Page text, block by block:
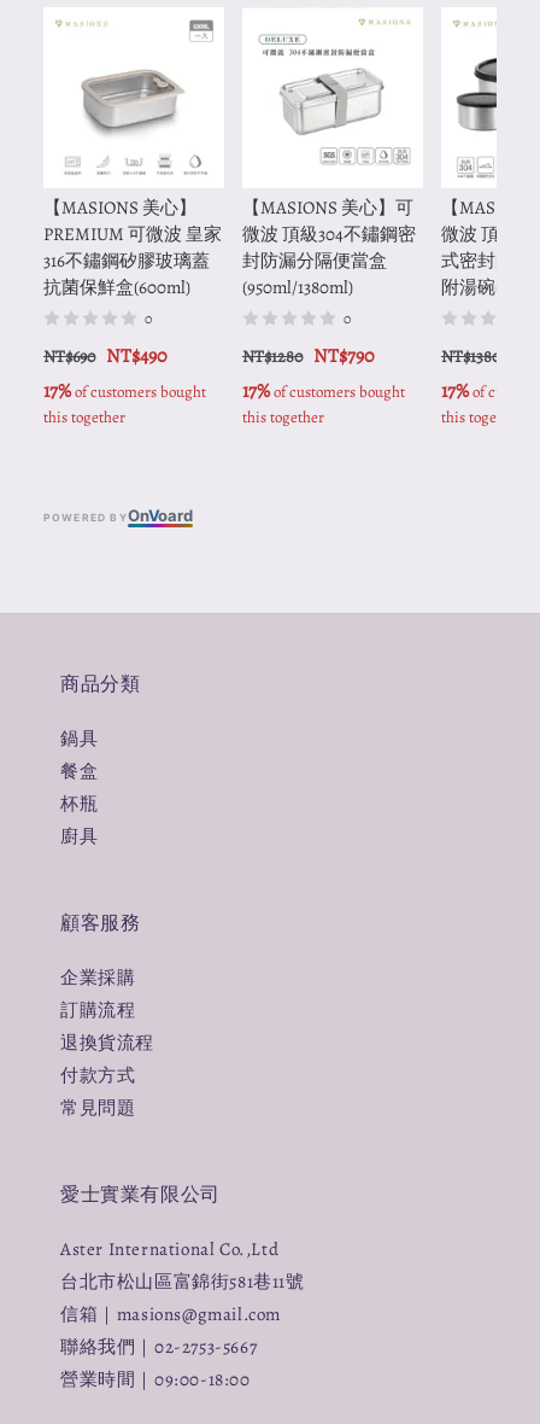
【MASIONS 美心】
PREMIUM 可微波 皇家
316不鏽鋼矽膠玻璃蓋
抗菌保鮮盒(600ml)
0
NT$690 NT$490
17% of customers bought
this together
【MASIONS 美心】可
微波 頂級304不鏽鋼密
封防漏分隔便當盒
(950ml/1380ml)
0
NT$1280 NT$790
17% of customers bought
this together
【
微波 頂級
式密封防漏
附湯碗
NT$1380
17% of
this together
POWERED BYOnVoard
商品分類
鍋具
餐盒
杯瓶
廚具
顧客服務
企業採購
訂購流程
退換貨流程
付款方式
常見問題
愛士實業有限公司
Aster International Co.,Ltd
台北市松山區富錦街581巷11號
信箱｜masions@gmail.com
聯絡我們｜02-2753-5667
營業時間｜09:00-18:00